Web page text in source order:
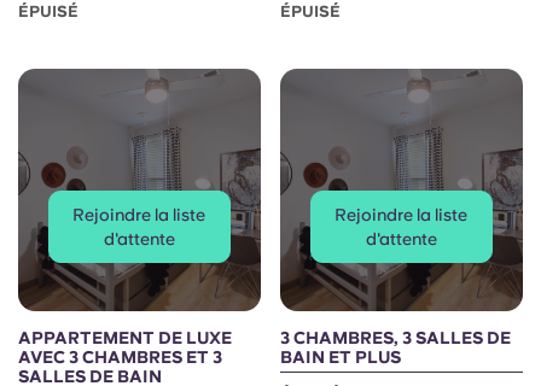
ÉPUISÉ ÉPUISÉ
Rejoindre la liste
d'attente
APPARTEMENT DE LUXE
AVEC 3 CHAMBRES ET 3
SALLES DE BAIN
Rejoindre la liste
d'attente
3 CHAMBRES, 3 SALLES DE
BAIN ET PLUS